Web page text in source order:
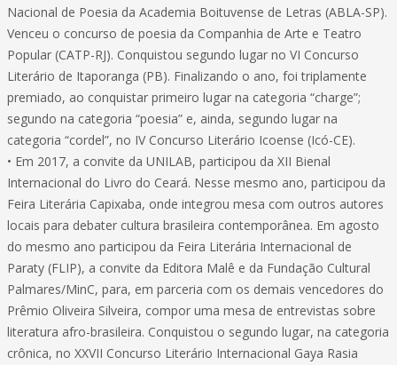
Nacional de Poesia da Academia Boituvense de Letras (ABLA-SP).
Venceu o concurso de poesia da Companhia de Arte e Teatro
Popular (CATP-RJ). Conquistou segundo lugar no VI Concurso
Literário de Itaporanga (PB). Finalizando o ano, foi triplamente
premiado, ao conquistar primeiro lugar na categoria “charge”;
segundo na categoria “poesia” e, ainda, segundo lugar na
categoria “cordel”, no IV Concurso Literário Icoense (Icó-CE).
• Em 2017, a convite da UNILAB, participou da XII Bienal
Internacional do Livro do Ceará. Nesse mesmo ano, participou da
Feira Literária Capixaba, onde integrou mesa com outros autores
locais para debater cultura brasileira contemporânea. Em agosto
do mesmo ano participou da Feira Literária Internacional de
Paraty (FLIP), a convite da Editora Malê e da Fundação Cultural
Palmares/MinC, para, em parceria com os demais vencedores do
Prêmio Oliveira Silveira, compor uma mesa de entrevistas sobre
literatura afro-brasileira. Conquistou o segundo lugar, na categoria
crônica, no XXVII Concurso Literário Internacional Gaya Rasia